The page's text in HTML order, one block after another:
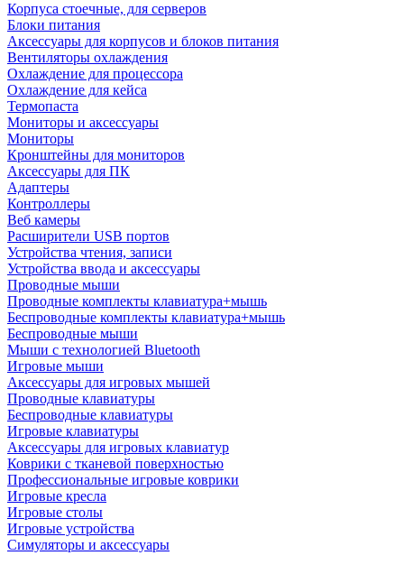
Корпуса стоечные, для серверов
Блоки питания
Аксессуары для корпусов и блоков питания
Вентиляторы охлаждения
Охлаждение для процессора
Охлаждение для кейса
Термопаста
Мониторы и аксессуары
Мониторы
Кронштейны для мониторов
Аксессуары для ПК
Адаптеры
Контроллеры
Веб камеры
Расширители USB портов
Устройства чтения, записи
Устройства ввода и аксессуары
Проводные мыши
Проводные комплекты клавиатура+мышь
Беспроводные комплекты клавиатура+мышь
Беспроводные мыши
Мыши с технологией Bluetooth
Игровые мыши
Аксессуары для игровых мышей
Проводные клавиатуры
Беспроводные клавиатуры
Игровые клавиатуры
Аксессуары для игровых клавиатур
Коврики с тканевой поверхностью
Профессиональные игровые коврики
Игровые кресла
Игровые столы
Игровые устройства
Симуляторы и аксессуары